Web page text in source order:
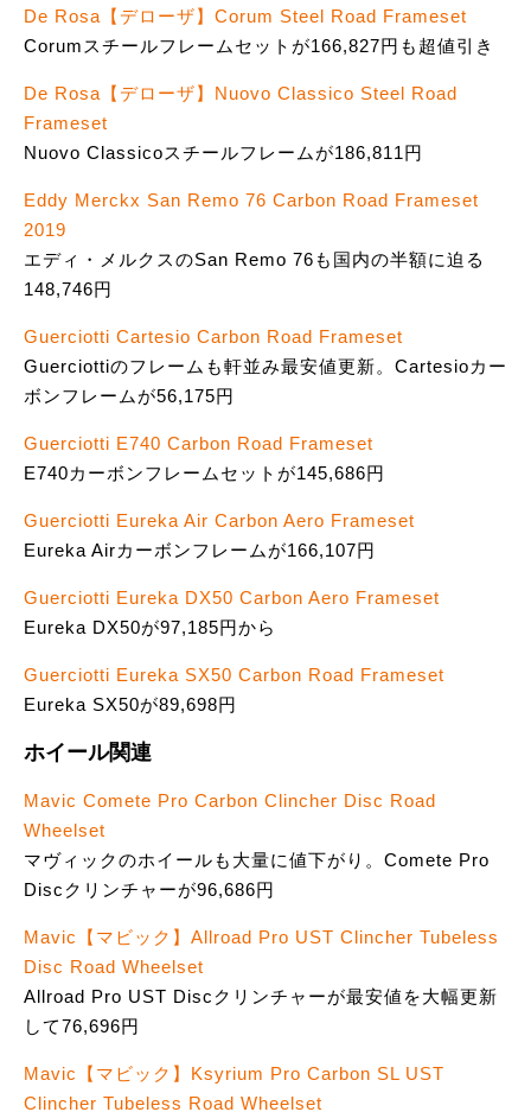
De Rosa【デローザ】Corum Steel Road Frameset
Corumスチールフレームセットが166,827円も超値引き
De Rosa【デローザ】Nuovo Classico Steel Road
Frameset
Nuovo Classicoスチールフレームが186,811円
Eddy Merckx San Remo 76 Carbon Road Frameset
2019
エディ・メルクスのSan Remo 76も国内の半額に迫る
148,746円
Guerciotti Cartesio Carbon Road Frameset
Guerciottiのフレームも軒並み最安値更新。Cartesioカー
ボンフレームが56,175円
Guerciotti E740 Carbon Road Frameset
E740カーボンフレームセットが145,686円
Guerciotti Eureka Air Carbon Aero Frameset
Eureka Airカーボンフレームが166,107円
Guerciotti Eureka DX50 Carbon Aero Frameset
Eureka DX50が97,185円から
Guerciotti Eureka SX50 Carbon Road Frameset
Eureka SX50が89,698円
ホイール関連
Mavic Comete Pro Carbon Clincher Disc Road
Wheelset
マヴィックのホイールも大量に値下がり。Comete Pro
Discクリンチャーが96,686円
Mavic【マビック】Allroad Pro UST Clincher Tubeless
Disc Road Wheelset
Allroad Pro UST Discクリンチャーが最安値を大幅更新
して76,696円
Mavic【マビック】Ksyrium Pro Carbon SL UST
Clincher Tubeless Road Wheelset